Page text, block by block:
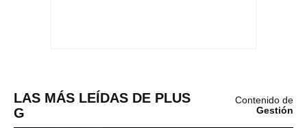
LAS MÁS LEÍDAS DE PLUS
G
Contenido de
Gestión